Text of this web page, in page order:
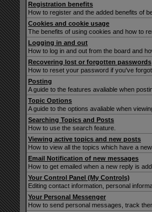
Registration benefits
How to register and the added benefits of
Cookies and cookie usage
The benefits of using cookies and how to
Logging in and out
How to log in and out from the board and
Recovering lost or forgotten passwords
How to reset your password if you've
Posting
A guide to the features avaliable when
Topic Options
A guide to the options avaliable when
Searching Topics and Posts
How to use the search feature.
Viewing active topics and new posts
How to view all the topics which have a
Email Notification of new messages
How to get emailed when a new reply is
Your Control Panel (My Controls)
Editing contact information, personal
Your Personal Messenger
How to send personal messages, track